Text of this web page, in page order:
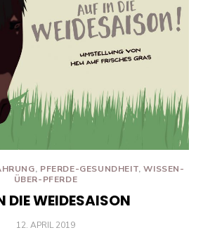
, PFERDE-GESUNDHEIT,WISSEN-
ÜBER-PFERDE
DIE WEIDESAISON
POSTED
12. APRIL 2019